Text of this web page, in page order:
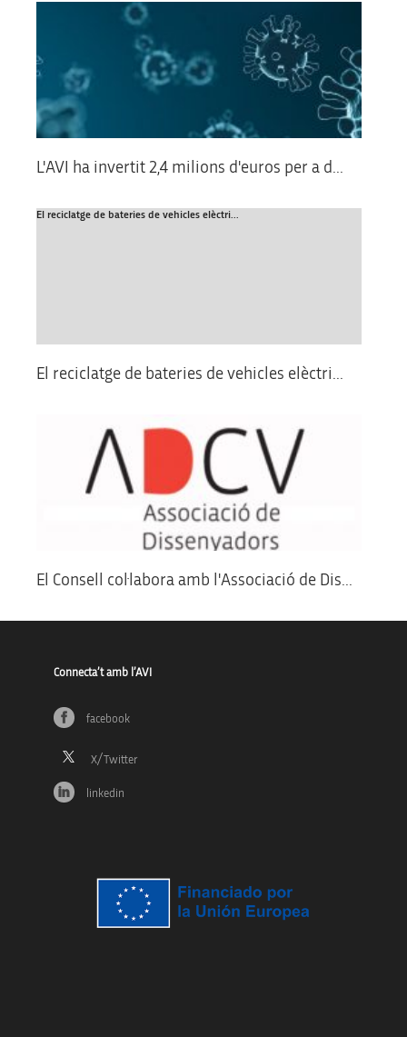
L'AVI ha invertit 2,4 milions d'euros per a d...
El reciclatge de bateries de vehicles elèctri...
El reciclatge de bateries de vehicles elèctri...
El Consell col·labora amb l'Associació de Dis...
Connecta’t amb l’AVI
facebook
linkedin